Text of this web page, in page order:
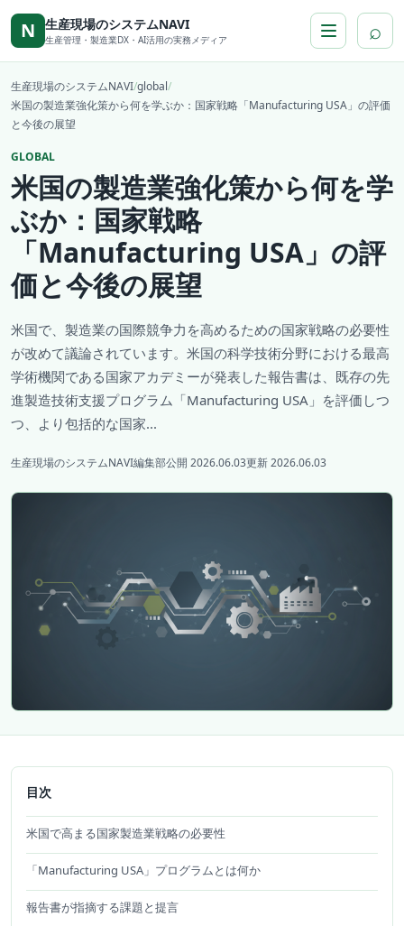
本文へ移動
N 生産現場のシステムNAVI
生産管理・製造業DX・AI活用の実務メディア ⌕
生産現場のシステムNAVI/global/
米国の製造業強化策から何を学ぶか：国家戦略「Manufacturing USA」の評価
と今後の展望
GLOBAL
米国の製造業強化策から何を学
ぶか：国家戦略
「Manufacturing USA」の評
価と今後の展望
米国で、製造業の国際競争力を高めるための国家戦略の必要性
が改めて議論されています。米国の科学技術分野における最高
学術機関である国家アカデミーが発表した報告書は、既存の先
進製造技術支援プログラム「Manufacturing USA」を評価しつ
つ、より包括的な国家...
生産現場のシステムNAVI編集部公開 2026.06.03更新 2026.06.03
目次
米国で高まる国家製造業戦略の必要性
「Manufacturing USA」プログラムとは何か
報告書が指摘する課題と提言